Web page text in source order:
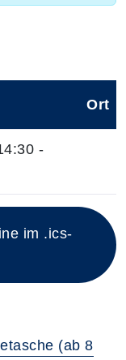
diesen Kurs
Ort
-
im .ics-
(ab 8